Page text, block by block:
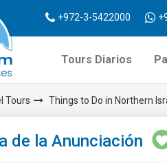
+972-3-5422000
Tours Diarios
Tours Things to Do in Northern
de la Anunciación